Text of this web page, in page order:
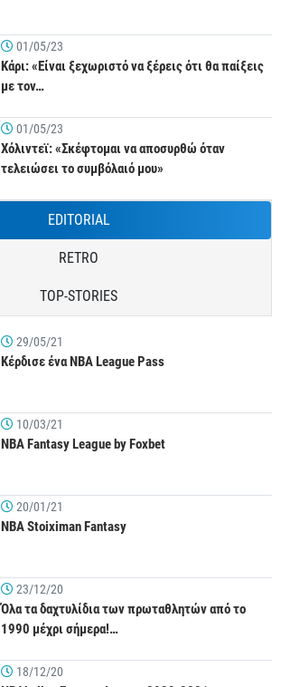
01/05/23
Κάρι: «Είναι ξεχωριστό να ξέρεις ότι θα παίξεις
με τον…
01/05/23
Χόλιντεϊ: «Σκέφτομαι να αποσυρθώ όταν
τελειώσει το συμβόλαιό μου»
EDITORIAL
RETRO
TOP-STORIES
29/05/21
Κέρδισε ένα NBA League Pass
10/03/21
NBA Fantasy League by Foxbet
20/01/21
NBA Stoiximan Fantasy
23/12/20
Όλα τα δαχτυλίδια των πρωταθλητών από το
1990 μέχρι σήμερα!…
18/12/20